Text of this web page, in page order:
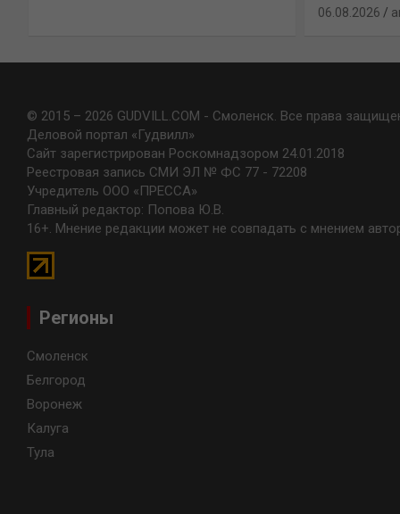
06.08.2026
© 2015 – 2026 GUDVILL.COM - Смоленск. Все права
Деловой портал «Гудвилл»
Сайт зарегистрирован Роскомнадзором 24.01.2018
Реестровая запись СМИ ЭЛ № ФС 77 - 72208
Учредитель ООО «ПРЕССА»
Главный редактор: Попова Ю.В.
16+. Мнение редакции может не совпадать с мнением
Регионы
Смоленск
Белгород
Воронеж
Калуга
Тула